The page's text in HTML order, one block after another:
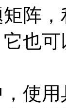
阵
也
使